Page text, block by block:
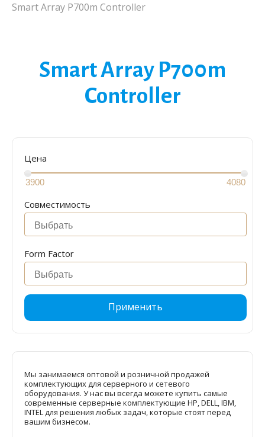
Smart Array P700m Controller
Smart Array P700m
Controller
Цена
Совместимость
Form Factor
Применить
Мы занимаемся оптовой и розничной продажей
комплектующих для серверного и сетевого
оборудования. У нас вы всегда можете купить самые
современные серверные комплектующие HP, DELL, IBM,
INTEL для решения любых задач, которые стоят перед
вашим бизнесом.